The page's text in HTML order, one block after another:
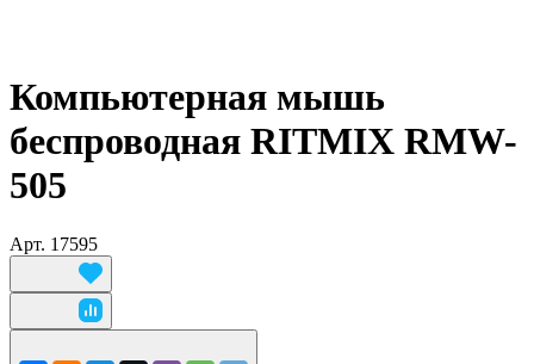
Компьютерная мышь
беспроводная RITMIX RMW-
505
Арт. 17595